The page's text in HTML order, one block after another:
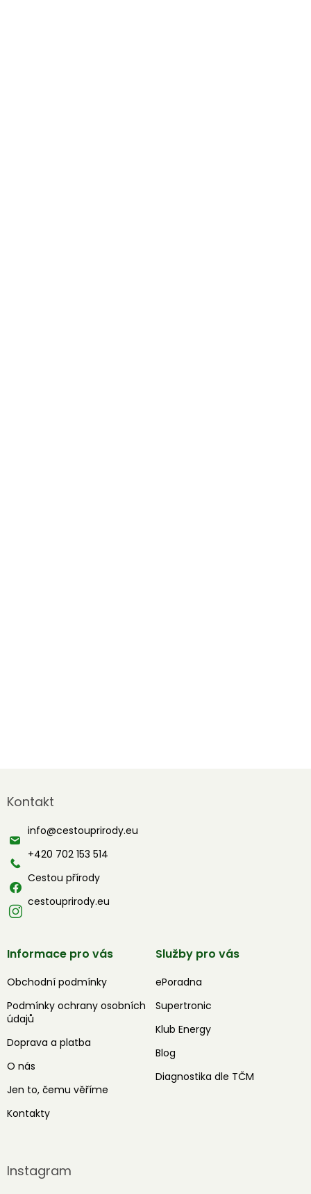
p
t
Kontakt
info@cestouprirody.eu
+420 702 153 514
Cestou přírody
cestouprirody.eu
Informace pro vás
Obchodní podmínky
Podmínky ochrany osobních
údajů
Doprava a platba
O nás
Jen to, čemu věříme
Kontakty
Služby pro vás
ePoradna
Supertronic
Klub Energy
Blog
Diagnostika dle TČM
Instagram